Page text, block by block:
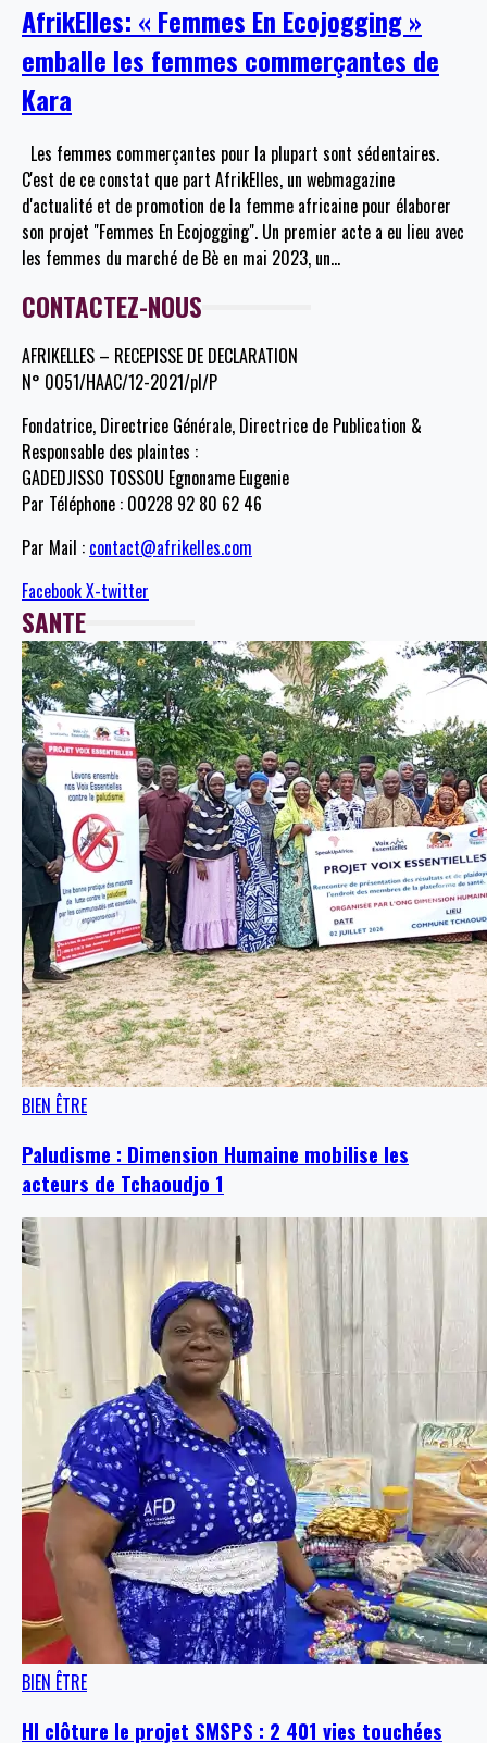
AfrikElles: « Femmes En Ecojogging »
emballe les femmes commerçantes de
Kara
Les femmes commerçantes pour la plupart sont sédentaires.
C'est de ce constat que part AfrikElles, un webmagazine
d'actualité et de promotion de la femme africaine pour élaborer
son projet "Femmes En Ecojogging". Un premier acte a eu lieu avec
les femmes du marché de Bè en mai 2023, un…
CONTACTEZ-NOUS
AFRIKELLES – RECEPISSE DE DECLARATION
N° 0051/HAAC/12-2021/pl/P
Fondatrice, Directrice Générale, Directrice de Publication &
Responsable des plaintes :
GADEDJISSO TOSSOU Egnoname Eugenie
Par Téléphone : 00228 92 80 62 46
Par Mail : contact@afrikelles.com
FacebookX-twitter
SANTE
BIEN ÊTRE
Paludisme : Dimension Humaine mobilise les
acteurs de Tchaoudjo 1
BIEN ÊTRE
HI clôture le projet SMSPS : 2 401 vies touchées